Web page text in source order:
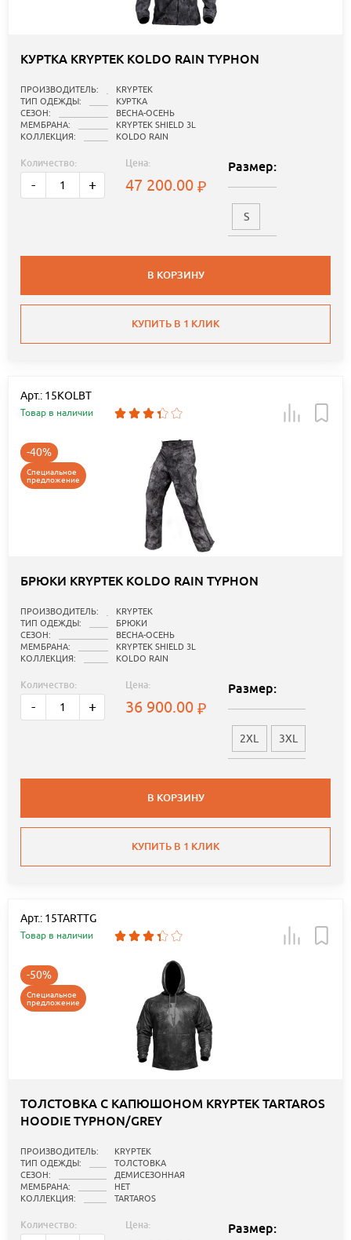
КУРТКА KRYPTEK KOLDO RAIN TYPHON
ПРОИЗВОДИТЕЛЬ:
KRYPTEK
ТИП ОДЕЖДЫ:
КУРТКА
СЕЗОН:
ВЕСНА-ОСЕНЬ
МЕМБРАНА:
KRYPTEK SHIELD 3L
КОЛЛЕКЦИЯ:
KOLDO RAIN
Количество:
- +
Цена:
47 200.00
Размер:
S
В КОРЗИНУ
КУПИТЬ В 1 КЛИК
Арт.: 15KOLBT
Товар в наличии
-40%
Специальное
предложение
БРЮКИ KRYPTEK KOLDO RAIN TYPHON
ПРОИЗВОДИТЕЛЬ:
KRYPTEK
ТИП ОДЕЖДЫ:
БРЮКИ
СЕЗОН:
ВЕСНА-ОСЕНЬ
МЕМБРАНА:
KRYPTEK SHIELD 3L
КОЛЛЕКЦИЯ:
KOLDO RAIN
Количество:
- +
Цена:
36 900.00
Размер:
2XL 3XL
В КОРЗИНУ
КУПИТЬ В 1 КЛИК
Арт.: 15TARTTG
Товар в наличии
-50%
Специальное
предложение
ТОЛСТОВКА С КАПЮШОНОМ KRYPTEK TARTAROS
HOODIE TYPHON/GREY
ПРОИЗВОДИТЕЛЬ:
KRYPTEK
ТИП ОДЕЖДЫ:
ТОЛСТОВКА
СЕЗОН:
ДЕМИСЕЗОННАЯ
МЕМБРАНА:
НЕТ
КОЛЛЕКЦИЯ:
TARTAROS
Количество: Цена: Размер: